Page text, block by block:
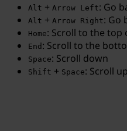
Alt + Arrow Left: Go
Alt + Arrow Right: Go
Home: Scroll to the top
End : Scroll to the
Space: Scroll down
Shift + Space: Scroll up